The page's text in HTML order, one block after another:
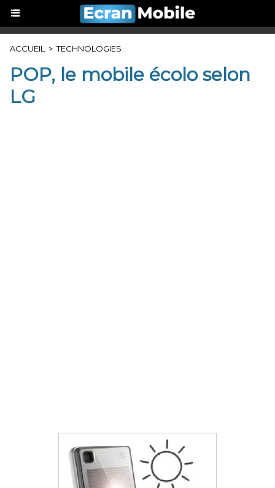
ACCUEIL > TECHNOLOGIES
POP, le mobile écolo selon
LG